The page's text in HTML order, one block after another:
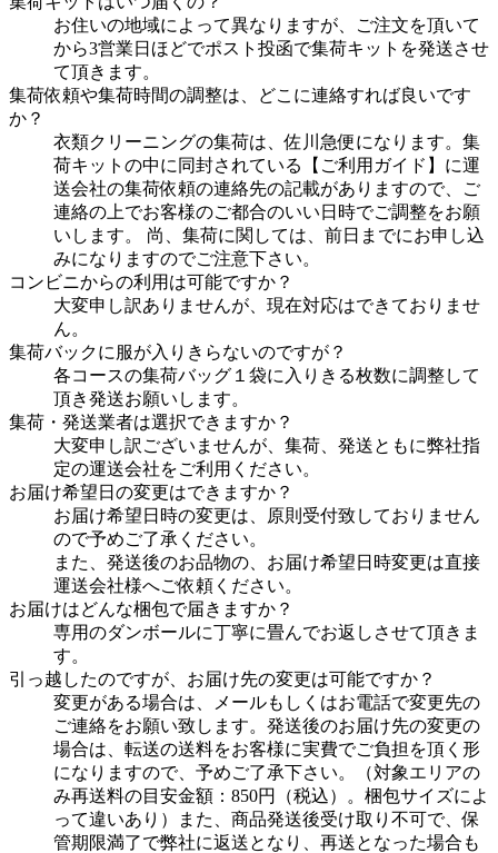
お住いの地域によって異なりますが、ご注文を頂いて
から3営業日ほどでポスト投函で集荷キットを発送させ
て頂きます。
集荷依頼や集荷時間の調整は、どこに連絡すれば良いです
か？
衣類クリーニングの集荷は、佐川急便になります。集
荷キットの中に同封されている【ご利用ガイド】に運
送会社の集荷依頼の連絡先の記載がありますので、ご
連絡の上でお客様のご都合のいい日時でご調整をお願
いします。 尚、集荷に関しては、前日までにお申し込
みになりますのでご注意下さい。
コンビニからの利用は可能ですか？
大変申し訳ありませんが、現在対応はできておりませ
ん。
集荷バックに服が入りきらないのですが？
各コースの集荷バッグ１袋に入りきる枚数に調整して
頂き発送お願いします。
集荷・発送業者は選択できますか？
大変申し訳ございませんが、集荷、発送ともに弊社指
定の運送会社をご利用ください。
お届け希望日の変更はできますか？
お届け希望日時の変更は、原則受付致しておりません
ので予めご了承ください。
また、発送後のお品物の、お届け希望日時変更は直接
運送会社様へご依頼ください。
お届けはどんな梱包で届きますか？
専用のダンボールに丁寧に畳んでお返しさせて頂きま
す。
引っ越したのですが、お届け先の変更は可能ですか？
変更がある場合は、メールもしくはお電話で変更先の
ご連絡をお願い致します。発送後のお届け先の変更の
場合は、転送の送料をお客様に実費でご負担を頂く形
になりますので、予めご了承下さい。（対象エリアの
み再送料の目安金額：850円（税込）。梱包サイズによ
って違いあり）また、商品発送後受け取り不可で、保
管期限満了で弊社に返送となり、再送となった場合も